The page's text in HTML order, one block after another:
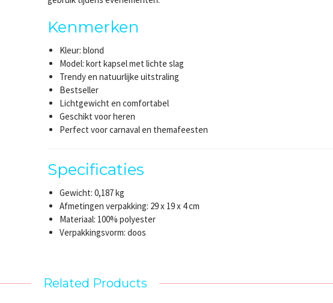
Kenmerken
Kleur: blond
Model: kort kapsel met lichte slag
Trendy en natuurlijke uitstraling
Bestseller
Lichtgewicht en comfortabel
Geschikt voor heren
Perfect voor carnaval en themafeesten
Specificaties
Gewicht: 0,187 kg
Afmetingen verpakking: 29 x 19 x 4 cm
Materiaal: 100% polyester
Verpakkingsvorm: doos
Related Products